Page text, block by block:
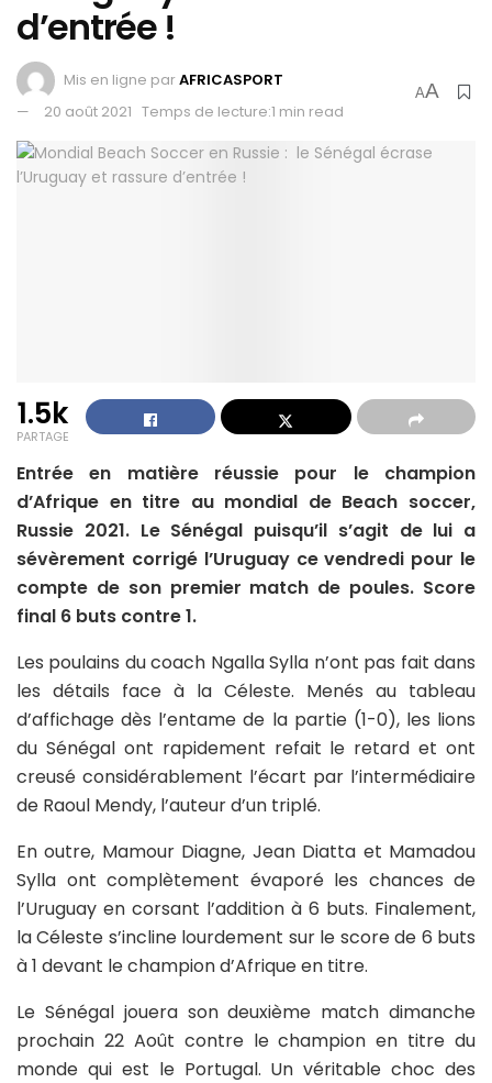
d’entrée !
Mis en ligne parAFRICASPORT
20 août 2021 Temps de lecture:1 min read
AA
1.5k
PARTAGE
Entrée en matière réussie pour le champion
d’Afrique en titre au mondial de Beach soccer,
Russie 2021. Le Sénégal puisqu’il s’agit de lui a
sévèrement corrigé l’Uruguay ce vendredi pour le
compte de son premier match de poules. Score
final 6 buts contre 1.
Les poulains du coach Ngalla Sylla n’ont pas fait dans
les détails face à la Céleste. Menés au tableau
d’affichage dès l’entame de la partie (1-0), les lions
du Sénégal ont rapidement refait le retard et ont
creusé considérablement l’écart par l’intermédiaire
de Raoul Mendy, l’auteur d’un triplé.
En outre, Mamour Diagne, Jean Diatta et Mamadou
Sylla ont complètement évaporé les chances de
l’Uruguay en corsant l’addition à 6 buts. Finalement,
la Céleste s’incline lourdement sur le score de 6 buts
à 1 devant le champion d’Afrique en titre.
Le Sénégal jouera son deuxième match dimanche
prochain 22 Août contre le champion en titre du
monde qui est le Portugal. Un véritable choc des